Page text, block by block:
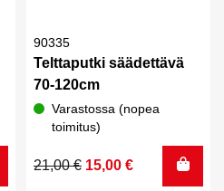
90335
Telttaputki säädettävä
70-120cm
Varastossa (nopea
toimitus)
21,00€
Alkuperäinen
15,00 €
Nykyinen